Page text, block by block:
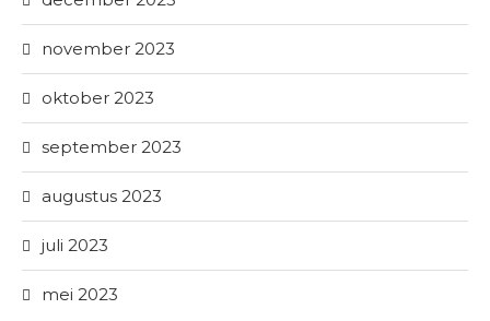
november 2023
oktober 2023
september 2023
augustus 2023
juli 2023
mei 2023